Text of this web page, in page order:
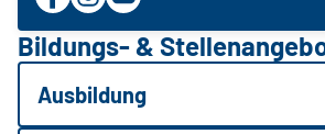
Bildungs- &
Ausbildung